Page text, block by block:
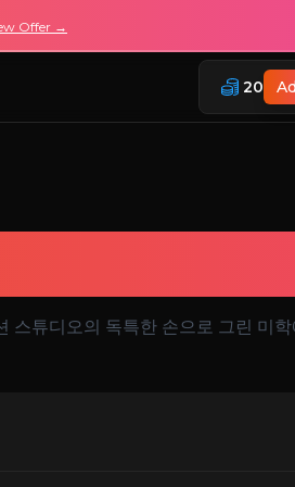
Offer →
20
튜디오의 독특한 손으로 그린 미